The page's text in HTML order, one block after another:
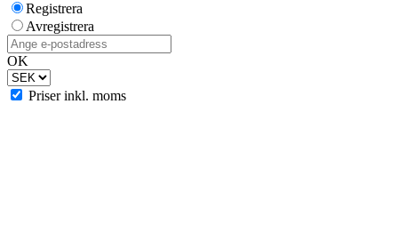
Registrera
Avregistrera
OK
Priser inkl. moms